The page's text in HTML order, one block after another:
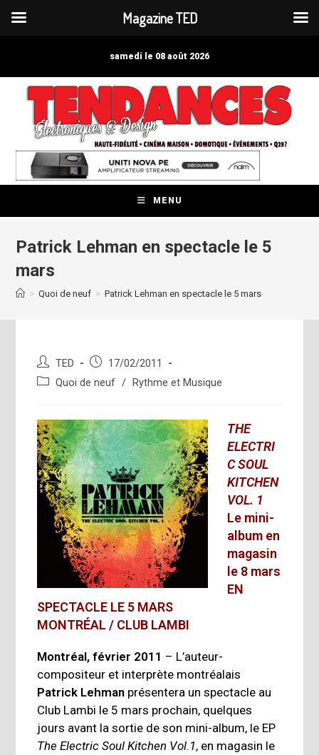
samedi le 08 août 2026
MENU
Patrick Lehman en spectacle le 5
mars
> Quoi de neuf > Patrick Lehman en spectacle le 5 mars
Auteur/autrice
de
TED
Publication
publiée :
17/02/2011
PostQuoi de neuf / Rythme et Musique
THE
ELECTRI
C SOUL
KITCHEN
VOL. 1
Le mini-
album en
magasin
le 8 mars
EN
SPECTACLE LE 5 MARS
MONTRÉAL / CLUB LAMBI
Montréal, février 2011 – L’auteur-
compositeur et interprète montréalais
Patrick Lehman présentera un spectacle au
Club Lambi le 5 mars prochain, quelques
jours avant la sortie de son mini-album, le EP
The Electric Soul Kitchen Vol.1, en magasin le
Magazine TED